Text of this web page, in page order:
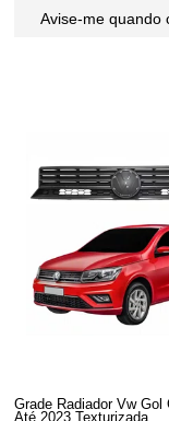
Avise-me quando
Grade Radiador Vw Gol
Até 2023 Texturizada